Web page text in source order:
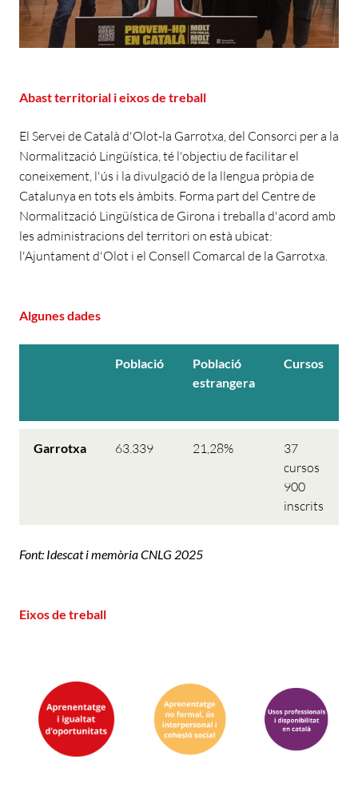
Abast territorial i eixos de treball
El Servei de Català d'Olot-la Garrotxa, del Consorci per a la
Normalització Lingüística, té l'objectiu de facilitar el
coneixement, l'ús i la divulgació de la llengua pròpia de
Catalunya en tots els àmbits. Forma part del Centre de
Normalització Lingüística de Girona i treballa d'acord amb
les administracions del territori on està ubicat:
l'Ajuntament d'Olot i el Consell Comarcal de la Garrotxa.
Algunes dades
Població
Població
estrangera
Cursos
Garrotxa 63.339 21,28%
37
cursos
900
inscrits
Font: Idescat i memòria CNLG 2025
Eixos de treball